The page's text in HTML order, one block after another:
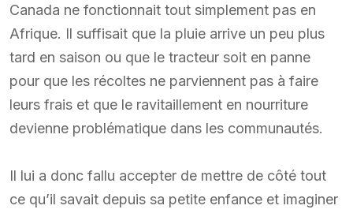
Canada ne fonctionnait tout simplement pas en
Afrique. Il suffisait que la pluie arrive un peu plus
tard en saison ou que le tracteur soit en panne
pour que les récoltes ne parviennent pas à faire
leurs frais et que le ravitaillement en nourriture
devienne problématique dans les communautés.
Il lui a donc fallu accepter de mettre de côté tout
ce qu’il savait depuis sa petite enfance et imaginer